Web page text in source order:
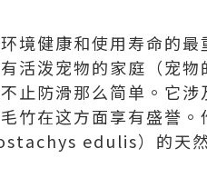
境健康和使用寿命的
活泼宠物的家庭（宠
防滑那么简单。它涉
竹在这方面享有盛誉。
edulis）的天然